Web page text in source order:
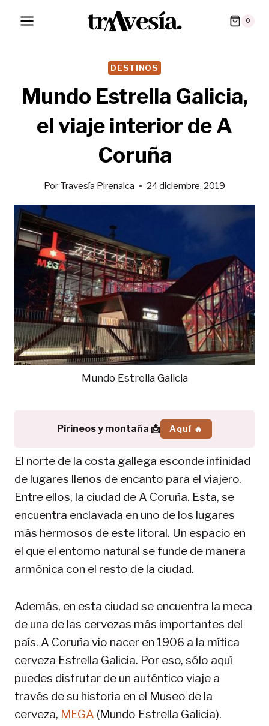
0
DESTINOS
Mundo Estrella Galicia,
el viaje interior de A
Coruña
Por Travesía Pirenaica 24 diciembre, 2019
Mundo Estrella Galicia
Pirineos y montaña 📩 Aquí 🔥
El norte de la costa gallega esconde infinidad
de lugares llenos de encanto para el viajero.
Entre ellos, la ciudad de A Coruña. Esta, se
encuentra enclavada en uno de los lugares
más hermosos de este litoral. Un espacio en
el que el entorno natural se funde de manera
armónica con el resto de la ciudad.
Además, en esta ciudad se encuentra la meca
de una de las cervezas más importantes del
país. A Coruña vio nacer en 1906 a la mítica
cerveza Estrella Galicia. Por eso, sólo aquí
puedes disfrutar de un auténtico viaje a
través de su historia en el Museo de la
cerveza, MEGA (Mundo Estrella Galicia).